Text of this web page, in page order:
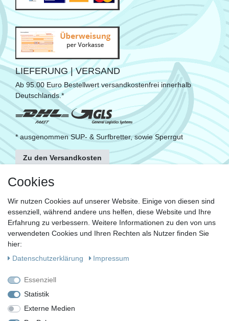
LIEFERUNG | VERSAND
Ab 95.00 Euro Bestellwert versandkostenfrei innerhalb
Deutschlands.*
* ausgenommen SUP- & Surfbretter, sowie Sperrgut
Zu den Versandkosten
FOLGE UNS
KONTAKT
Fragen?
Ruf uns an, mein Team und ich helfen Dir gerne.
oder
Schreib uns eine E-Mail
Cookies
Wir nutzen Cookies auf unserer Website. Einige von diesen sind
essenziell, während andere uns helfen, diese Website und Ihre
Erfahrung zu verbessern. Weitere Informationen zu den von uns
verwendeten Cookies und Ihren Rechten als Nutzer finden Sie
hier:
Daten­schutz­erklärung
Impressum
Essenziell
Statistik
Externe Medien